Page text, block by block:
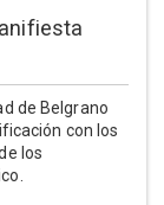
de Belgrano
con los
los